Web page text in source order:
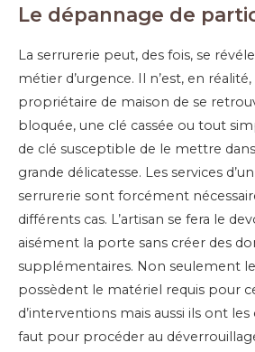
Le dépannage de
La serrurerie peut, des fois, se
métier d’urgence. Il n’est, en
propriétaire de maison de se
bloquée, une clé cassée ou tout
de clé susceptible de le mettre
grande délicatesse. Les services
serrurerie sont forcément
différents cas. L’artisan se fera le
aisément la porte sans créer des
supplémentaires. Non seulement
possèdent le matériel requis pour
d’interventions mais aussi ils ont
faut pour procéder au